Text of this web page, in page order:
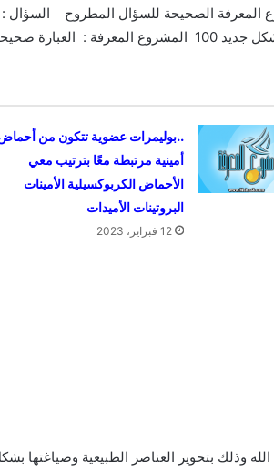
المعرفة الصحيحة للسؤال المطروح
السؤال :
100
المشروع المعرفة : العبارة
..بوليمرات عضوية تتكون من
أمينية مرتبطة معًا بترتيب معي
الأحماض الكربوكسيلية الأمينات
البروتينات الأميدات
12 فبراير، 2023
وذلك بتحوير العناصر الطبيعية وصياغتها